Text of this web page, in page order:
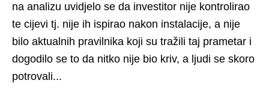
na analizu uvidjelo se da investitor nije kontrolirao
te cijevi tj. nije ih ispirao nakon instalacije, a nije
bilo aktualnih pravilnika koji su tražili taj prametar i
dogodilo se to da nitko nije bio kriv, a ljudi se skoro
potrovali...